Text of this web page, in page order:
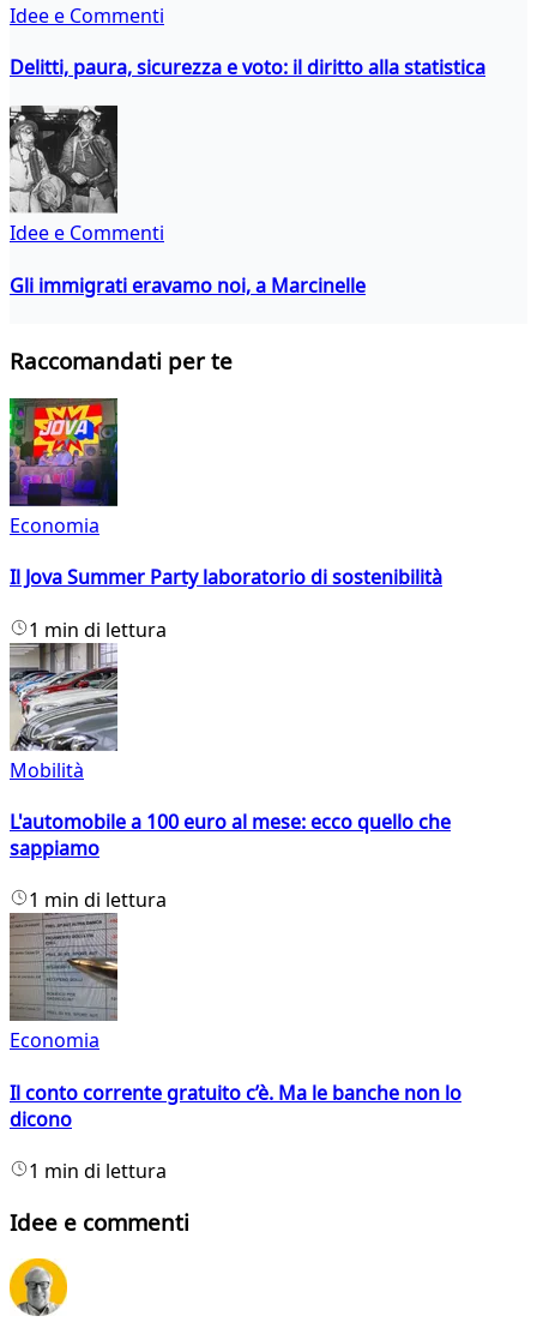
Idee e Commenti
Delitti, paura, sicurezza e voto: il diritto alla statistica
Idee e Commenti
Gli immigrati eravamo noi, a Marcinelle
Raccomandati per te
Economia
Il Jova Summer Party laboratorio di sostenibilità
1 min di lettura
Mobilità
L'automobile a 100 euro al mese: ecco quello che
sappiamo
1 min di lettura
Economia
Il conto corrente gratuito c’è. Ma le banche non lo
dicono
1 min di lettura
Idee e commenti